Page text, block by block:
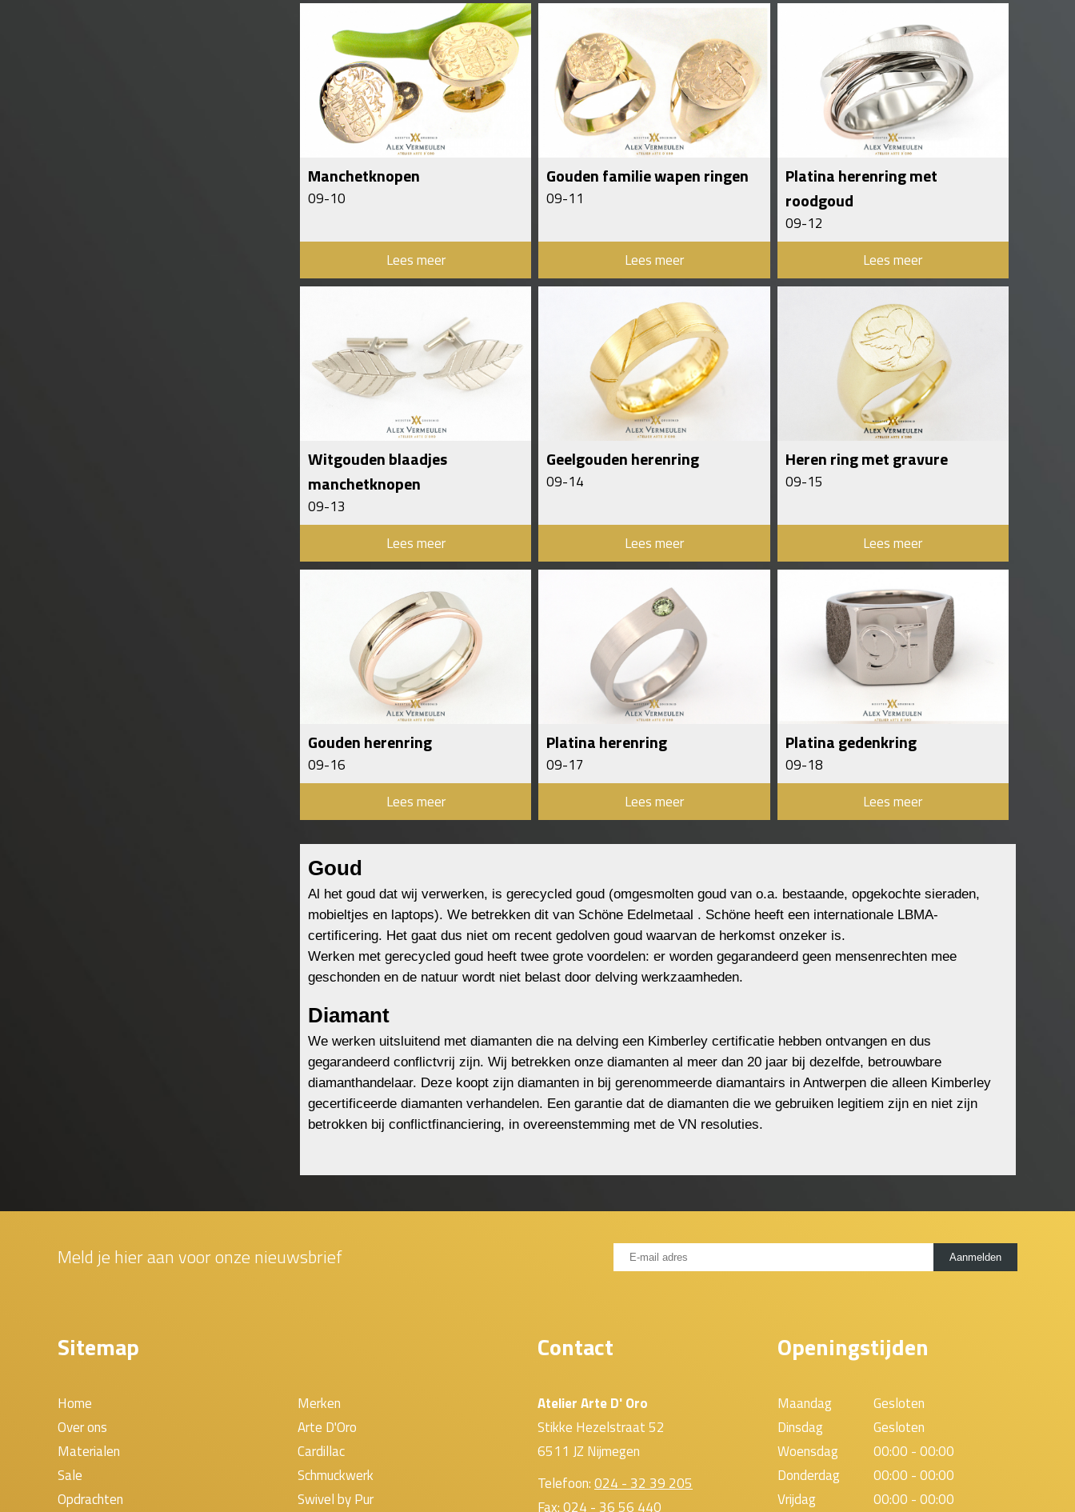
Manchetknopen
09-10
Lees meer
Gouden familie wapen ringen
09-11
Lees meer
Platina herenring met
roodgoud
09-12
Lees meer
Witgouden blaadjes
manchetknopen
09-13
Lees meer
Geelgouden herenring
09-14
Lees meer
Heren ring met gravure
09-15
Lees meer
Gouden herenring
09-16
Lees meer
Platina herenring
09-17
Lees meer
Platina gedenkring
09-18
Lees meer
Goud
Al het goud dat wij verwerken, is gerecycled goud (omgesmolten goud van o.a. bestaande, opgekochte sieraden,
mobieltjes en laptops). We betrekken dit van Schöne Edelmetaal . Schöne heeft een internationale LBMA-
certificering. Het gaat dus niet om recent gedolven goud waarvan de herkomst onzeker is.
Werken met gerecycled goud heeft twee grote voordelen: er worden gegarandeerd geen mensenrechten mee
geschonden en de natuur wordt niet belast door delving werkzaamheden.
Diamant
We werken uitsluitend met diamanten die na delving een Kimberley certificatie hebben ontvangen en dus
gegarandeerd conflictvrij zijn. Wij betrekken onze diamanten al meer dan 20 jaar bij dezelfde, betrouwbare
diamanthandelaar. Deze koopt zijn diamanten in bij gerenommeerde diamantairs in Antwerpen die alleen Kimberley
gecertificeerde diamanten verhandelen. Een garantie dat de diamanten die we gebruiken legitiem zijn en niet zijn
betrokken bij conflictfinanciering, in overeenstemming met de VN resoluties.
Meld je hier aan voor onze nieuwsbrief
Sitemap
Home
Over ons
Materialen
Sale
Opdrachten
Merken
Arte D'Oro
Cardillac
Schmuckwerk
Swivel by Pur
Contact
Atelier Arte D' Oro
Stikke Hezelstraat 52
6511 JZ Nijmegen
Telefoon:024 - 32 39 205
Fax: 024 - 36 56 440
Openingstijden
Maandag
Gesloten
Dinsdag
Gesloten
Woensdag
00:00 - 00:00
Donderdag
00:00 - 00:00
Vrijdag
00:00 - 00:00